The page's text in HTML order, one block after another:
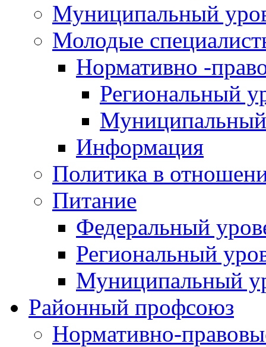
Муниципальный
Молодые
Нормативно -
Региональный
Информация
Политика в
Питание
Федеральный
Региональный
Муниципальный
Районный профсоюз
Нормативно-